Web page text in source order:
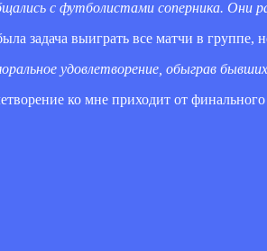
с футболистами соперника. Они
задача выиграть все матчи в группе,
удовлетворение, обыграв
ко мне приходит от финального